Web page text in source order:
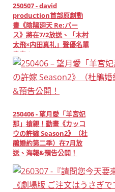
250507 - david
production首部原創動
畫《陰陽廻天 Re:バー
ス》將在7/2放送、「木村
太飛×内田真礼」聲優名單
發表！
250406 - 望月愛「羊宮妃
那」搶親！動畫《カッコ
ウの許嫁 Season2》（杜
鵑婚約第二季）在7月放
送、海報&預告公開！